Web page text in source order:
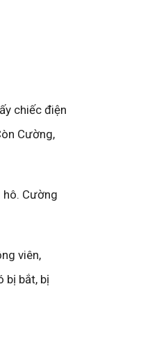
chiếc điện
Cường,
hô. Cường
viên,
bị bắt, bị